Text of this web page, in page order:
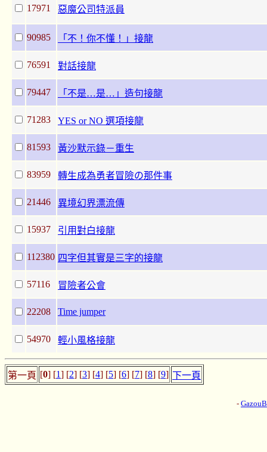
17971 惡魔公司特派員
90985 「不！你不懂！」接龍
76591 對話接龍
79447 「不是…是…」造句接龍
71283 YES or NO 選項接龍
81593 黃沙默示錄－重生
83959 轉生成為勇者冒險の那件事
21446 異境幻界漂流傳
15937 引用對白接龍
112380 四字但其實是三字的接龍
57116 冒險者公會
22208 Time jumper
54970 輕小風格接龍
第一頁 [0] [1] [2] [3] [4] [5] [6] [7] [8] [9] 下一頁
-